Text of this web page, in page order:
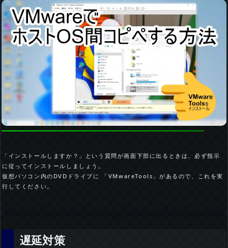
「インストールしますか？」という質問が画面下部に出るときは、必ず指示
に従ってインストールしましょう。
仮想パソコン内のDVDドライブに 「VMwareTools」があるので、これを実
行してください。
遅延対策